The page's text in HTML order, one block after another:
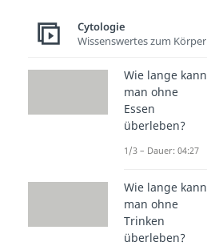
Cytologie
Wissenswertes zum Körper
Wie lange kann
man ohne
Essen
überleben?
1/3 – Dauer: 04:27
Wie lange kann
man ohne
Trinken
überleben?